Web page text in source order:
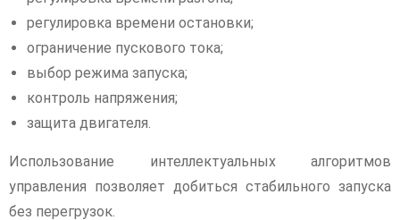
регулировка времени остановки;
ограничение пускового тока;
выбор режима запуска;
контроль напряжения;
защита двигателя.
Использование интеллектуальных алгоритмов
управления позволяет добиться стабильного запуска
без перегрузок.